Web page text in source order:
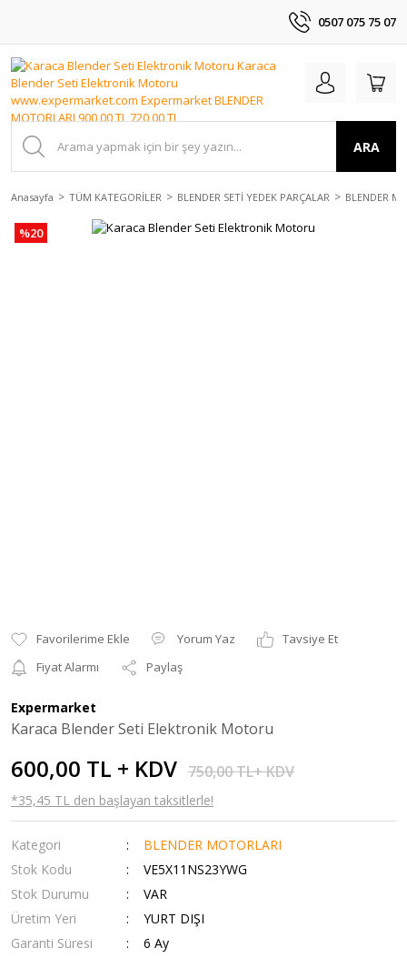
0507 075 75 07
ARA
Anasayfa TÜM KATEGORİLER BLENDER SETİ YEDEK PARÇALAR BLENDER
%20
Yorum Yaz
Tavsiye Et
Fiyat Alarmı
Paylaş
Expermarket
Karaca Blender Seti Elektronik Motoru
600,00 TL + KDV 750,00 TL+ KDV
*35,45 TL den başlayan taksitlerle!
Kategori
BLENDER MOTORLARI
Stok Kodu
VE5X11NS23YWG
Stok Durumu
VAR
Üretim Yeri
YURT DIŞI
Garanti Süresi
6 Ay